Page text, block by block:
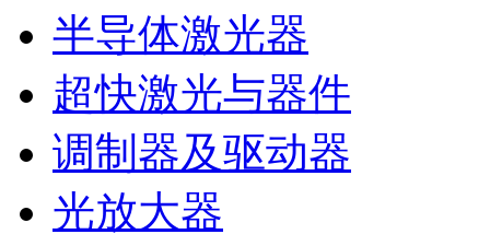
半导体激光器
超快激光与器件
调制器及驱动器
光放大器